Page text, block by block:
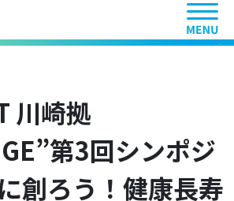
ヘッ
川崎拠
第3回シンポジ
創ろう！健康長寿